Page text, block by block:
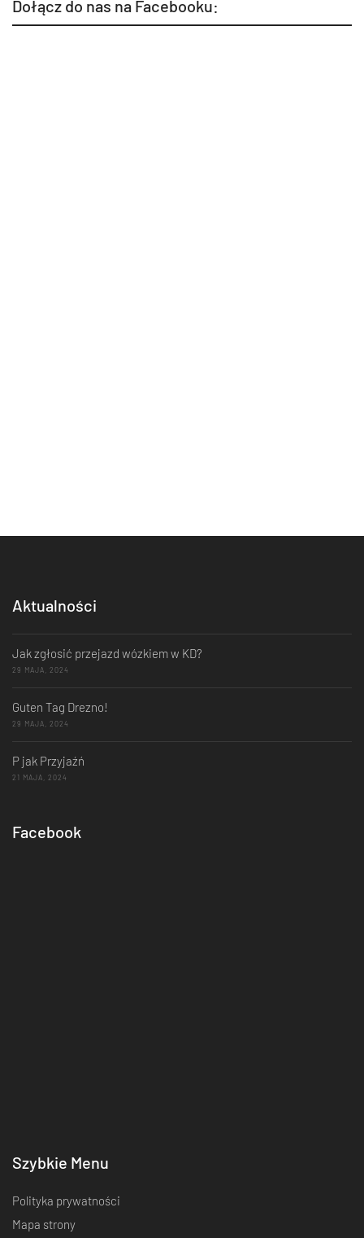
Dołącz do nas na Facebooku:
Aktualności
Jak zgłosić przejazd wózkiem w KD?
29 MAJA, 2024
Guten Tag Drezno!
29 MAJA, 2024
P jak Przyjaźń
21 MAJA, 2024
Facebook
Szybkie Menu
Polityka prywatności
Mapa strony